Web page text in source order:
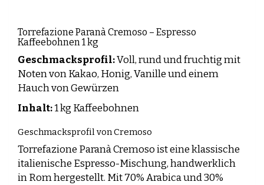
Torrefazione Paranà Cremoso – Espresso
Kaffeebohnen 1 kg
Geschmacksprofil:Voll, rund und fruchtig mit
Noten von Kakao, Honig, Vanille und einem
Hauch von Gewürzen
Inhalt:1 kg Kaffeebohnen
Geschmacksprofil von Cremoso
Torrefazione Paranà Cremoso ist eine klassische
italienische Espresso-Mischung, handwerklich
in Rom hergestellt. Mit 70% Arabica und 30%